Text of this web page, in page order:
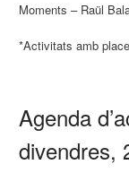
Moments – Raül
*Activitats amb
Agenda
divendres,